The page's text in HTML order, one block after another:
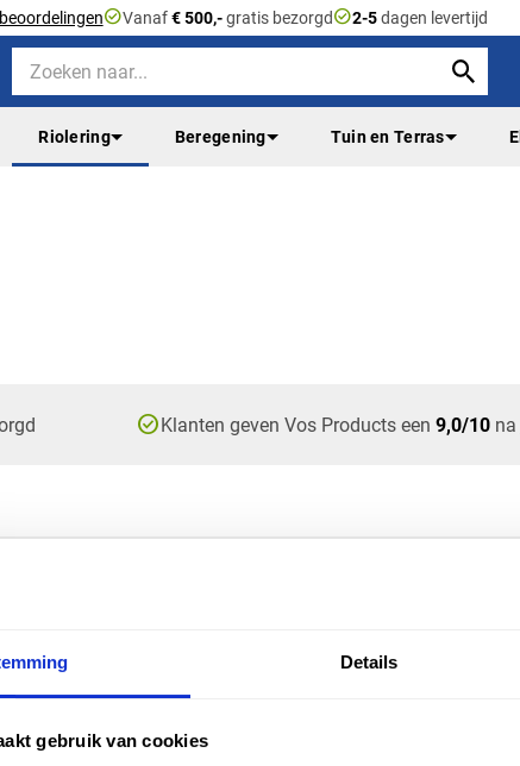
Details
gebruik van cookies
check_circleVanaf€ 500,-gratis bezorgdcheck_circle2-5dagen levertijd
Riolering Beregening Tuin en Terras
check_circleKlanten geven Vos Products een 9,0/10na
KENNIS EN HULP
Klantenservice
Veelgestelde vragen
ZAKELIJK